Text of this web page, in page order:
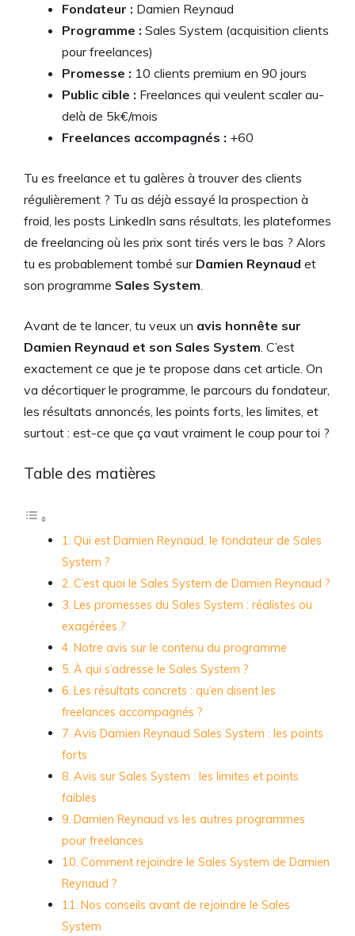
Fondateur : Damien Reynaud
Programme : Sales System (acquisition clients
pour freelances)
Promesse : 10 clients premium en 90 jours
Public cible : Freelances qui veulent scaler au-
delà de 5k€/mois
Freelances accompagnés : +60
Tu es freelance et tu galères à trouver des clients
régulièrement ? Tu as déjà essayé la prospection à
froid, les posts LinkedIn sans résultats, les plateformes
de freelancing où les prix sont tirés vers le bas ? Alors
tu es probablement tombé sur Damien Reynaud et
son programme Sales System.
Avant de te lancer, tu veux un avis honnête sur
Damien Reynaud et son Sales System. C’est
exactement ce que je te propose dans cet article. On
va décortiquer le programme, le parcours du fondateur,
les résultats annoncés, les points forts, les limites, et
surtout : est-ce que ça vaut vraiment le coup pour toi ?
Table des matières
Qui est Damien Reynaud, le fondateur de Sales
System ?
C’est quoi le Sales System de Damien Reynaud ?
Les promesses du Sales System : réalistes ou
exagérées ?
Notre avis sur le contenu du programme
À qui s’adresse le Sales System ?
Les résultats concrets : qu’en disent les
freelances accompagnés ?
Avis Damien Reynaud Sales System : les points
forts
Avis sur Sales System : les limites et points
faibles
Damien Reynaud vs les autres programmes
pour freelances
Comment rejoindre le Sales System de Damien
Reynaud ?
Nos conseils avant de rejoindre le Sales
System